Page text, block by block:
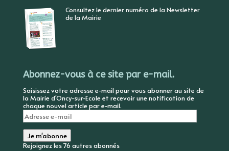
Consultez le dernier numéro de la Newsletter
de la Mairie
Abonnez-vous à ce site par e-mail.
Saisissez votre adresse e-mail pour vous abonner au site de
la Mairie d'Oncy-sur-Ecole et recevoir une notification de
chaque nouvel article par e-mail.
Adresse
e-
mail
Je m'abonne
Rejoignez les 76 autres abonnés